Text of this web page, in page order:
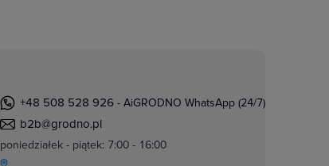
+48 508 528 926 - AiGRODNO WhatsApp (24/7)
b2b@grodno.pl
poniedziałek - piątek: 7:00 - 16:00